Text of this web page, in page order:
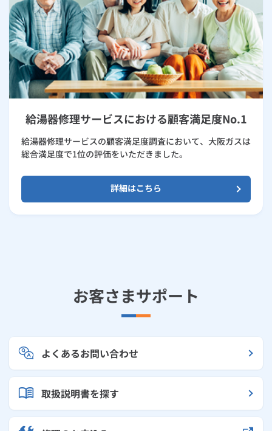
給湯器修理サービスにおける顧客満足度No.1
給湯器修理サービスの顧客満足度調査において、大阪ガスは
総合満足度で1位の評価をいただきました。
詳細はこちら
お客さまサポート
よくあるお問い合わせ
取扱説明書を探す